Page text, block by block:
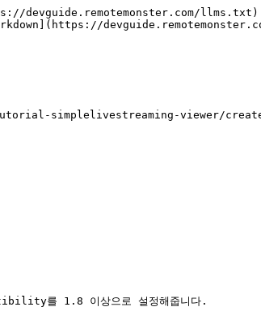
simplelivestreaming-viewer/
를 1.8 이상으로 설정해줍니다.